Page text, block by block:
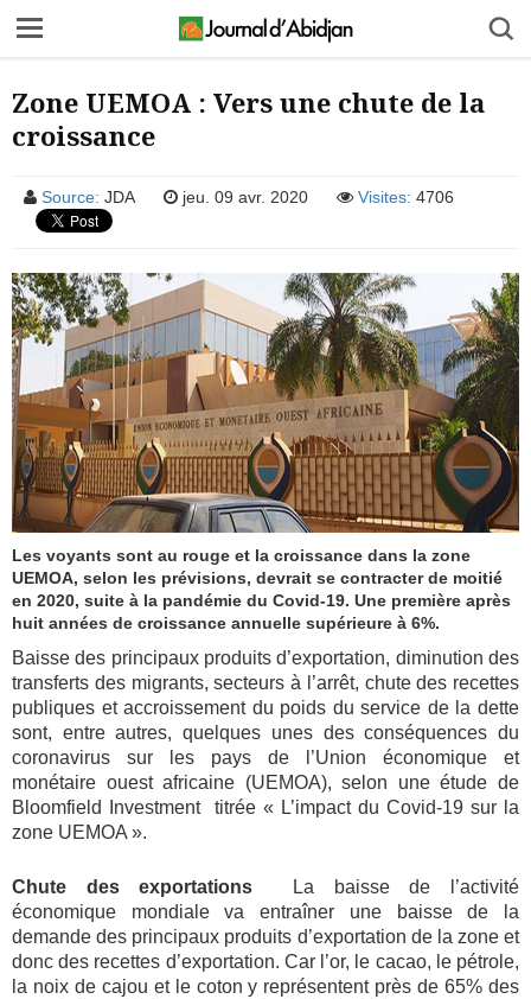
Zone UEMOA : Vers une chute de la
croissance
Source: JDA jeu. 09 avr. 2020 Visites: 4706
Les voyants sont au rouge et la croissance dans la zone
UEMOA, selon les prévisions, devrait se contracter de moitié
en 2020, suite à la pandémie du Covid-19. Une première après
huit années de croissance annuelle supérieure à 6%.
Baisse des principaux produits d’exportation, diminution des
transferts des migrants, secteurs à l’arrêt, chute des recettes
publiques et accroissement du poids du service de la dette
sont, entre autres, quelques unes des conséquences du
coronavirus sur les pays de l’Union économique et
monétaire ouest africaine (UEMOA), selon une étude de
Bloomfield Investment titrée « L’impact du Covid-19 sur la
zone UEMOA ».
Chute des exportations
La baisse de l’activité
économique mondiale va entraîner une baisse de la
demande des principaux produits d’exportation de la zone et
donc des recettes d’exportation. Car l’or, le cacao, le pétrole,
la noix de cajou et le coton y représentent près de 65% des